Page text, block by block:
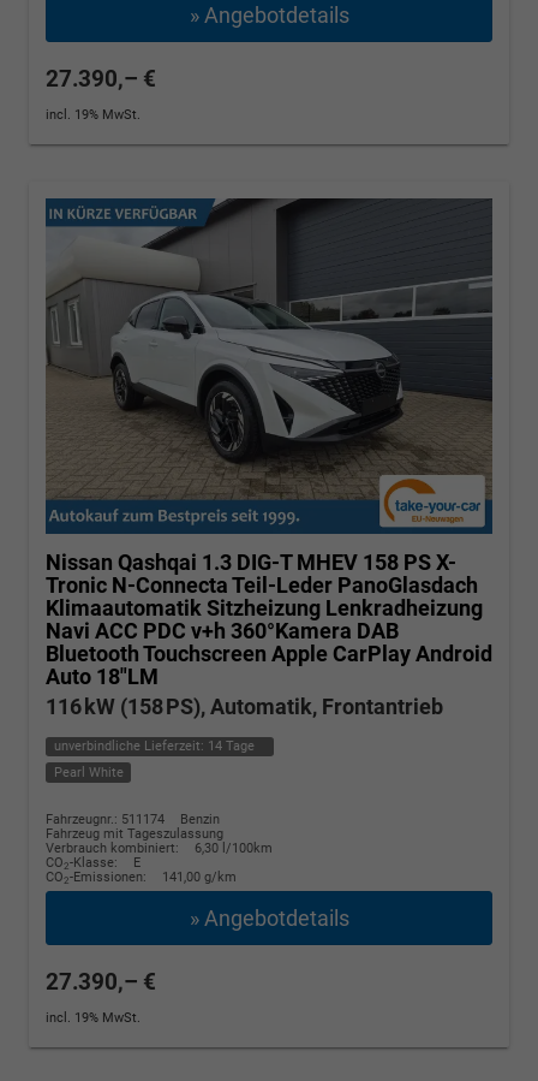
» Angebotdetails
27.390,– €
incl. 19% MwSt.
Nissan Qashqai 1.3 DIG-T MHEV 158 PS X-
Tronic N-Connecta Teil-Leder PanoGlasdach
Klimaautomatik Sitzheizung Lenkradheizung
Navi ACC PDC v+h 360°Kamera DAB
Bluetooth Touchscreen Apple CarPlay Android
Auto 18"LM
116 kW (158 PS), Automatik, Frontantrieb
unverbindliche Lieferzeit: 14 Tage
Pearl White
Fahrzeugnr.: 511174
Benzin
Fahrzeug mit Tageszulassung
Verbrauch kombiniert:
6,30 l/100km
CO2-Klasse:
E
CO2-Emissionen: 141,00 g/km
» Angebotdetails
27.390,– €
incl. 19% MwSt.